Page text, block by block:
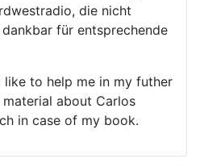
die nicht
für entsprechende
like to help me in my futher
about Carlos
in case of my book.